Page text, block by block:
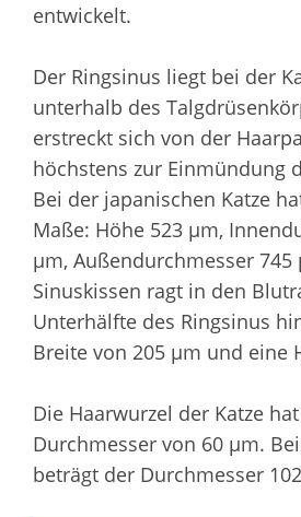
entwickelt.
Der Ringsinus liegt bei der
unterhalb des
erstreckt sich von der
höchstens zur Einmündung
Bei der japanischen Katze
Maße: Höhe 523 µm,
µm, Außendurchmesser 745
Sinuskissen ragt in den
Unterhälfte des Ringsinus
Breite von 205 µm und eine
Die Haarwurzel der Katze
Durchmesser von 60 µm.
beträgt der Durchmesser